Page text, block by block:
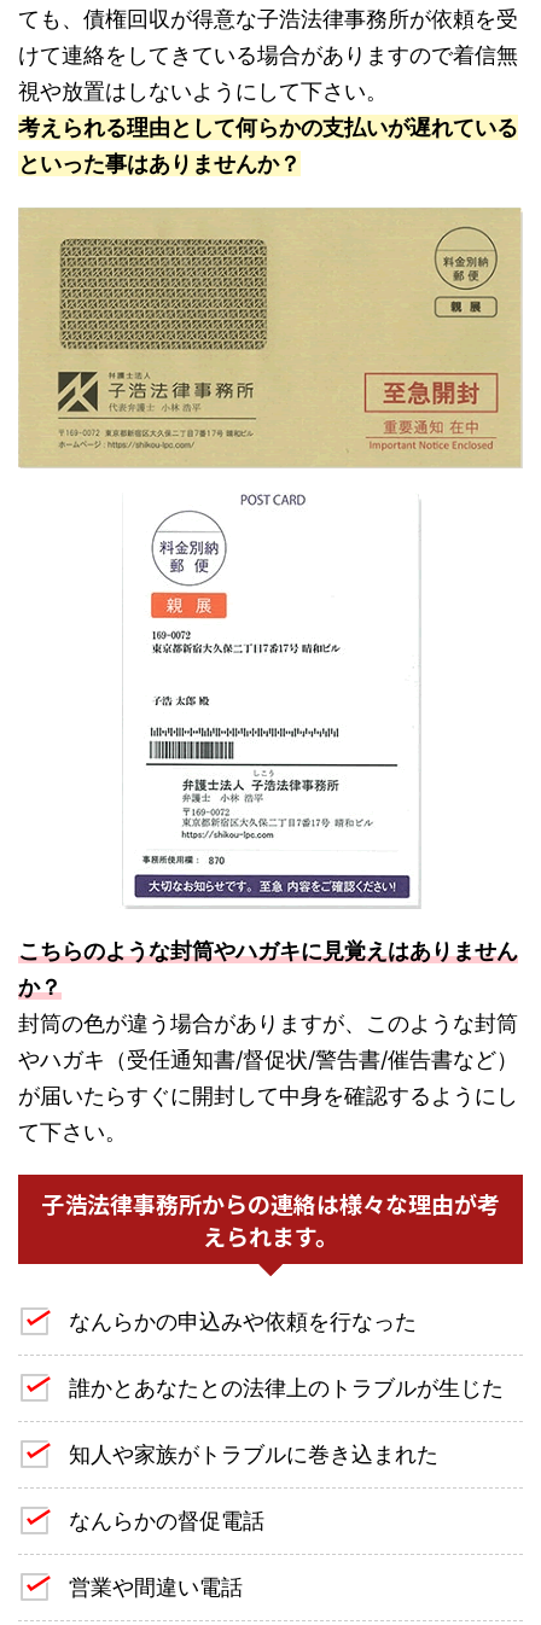
ても、債権回収が得意な子浩法律事務所が依頼を受
けて連絡をしてきている場合がありますので着信無
視や放置はしないようにして下さい。
考えられる理由として何らかの支払いが遅れている
といった事はありませんか？
こちらのような封筒やハガキに見覚えはありません
か？
封筒の色が違う場合がありますが、このような封筒
やハガキ（受任通知書/督促状/警告書/催告書など）
が届いたらすぐに開封して中身を確認するようにし
て下さい。
子浩法律事務所からの連絡は様々な理由が考
えられます。
なんらかの申込みや依頼を行なった
誰かとあなたとの法律上のトラブルが生じた
知人や家族がトラブルに巻き込まれた
なんらかの督促電話
営業や間違い電話